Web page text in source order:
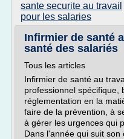
sante securite au travail
pour les salaries
Infirmier de santé
santé des salariés
Tous les articles
Infirmier de santé au
professionnel spécifique,
réglementation en la
faire de la prévention, à
à gérer les urgences qui
Dans l'année qui suit